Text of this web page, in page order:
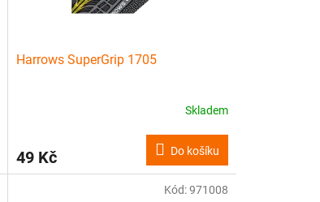
Harrows SuperGrip 1705
Skladem
49 Kč Do košíku
Kód:971008